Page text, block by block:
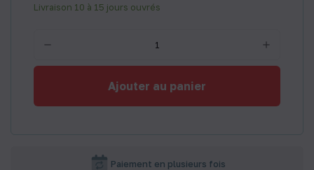
Livraison 10 à 15 jours ouvrés
Ajouter au panier
Paiement en plusieurs fois